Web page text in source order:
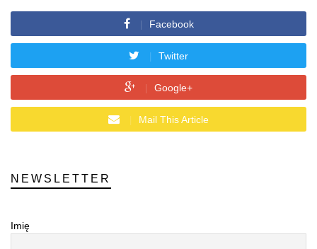
Facebook
Twitter
Google+
Mail This Article
NEWSLETTER
Imię